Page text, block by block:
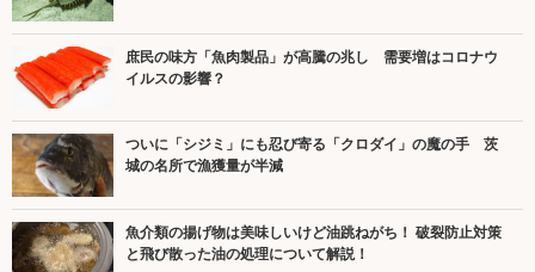
庶民の味方「魚肉製品」が高騰の兆し 需要増はコロナウ
イルスの影響？
ついに「シジミ」にも忍び寄る「クロダイ」の魔の手 茨
城の名所で漁獲量が半減
魚介類の揚げ物は美味しいけど油跳ねがち！ 破裂防止対策
と飛び散った油の処理について解説！